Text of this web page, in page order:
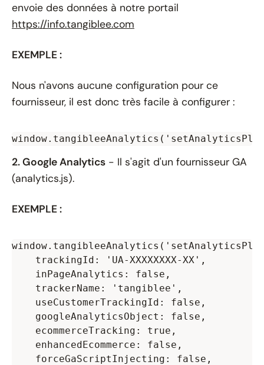
envoie des données à notre portail
https://info.tangiblee.com
EXEMPLE :
Nous n'avons aucune configuration pour ce
fournisseur, il est donc très facile à configurer :
2. Google Analytics - Il s'agit d'un fournisseur GA
(analytics.js).
EXEMPLE :
    trackingId: 'UA-XXXXXXXX-XX',
    inPageAnalytics: false,
    trackerName: 'tangiblee',
    useCustomerTrackingId: false,
    googleAnalyticsObject: false,
    ecommerceTracking: true,
    enhancedEcommerce: false,
    forceGaScriptInjecting: false,